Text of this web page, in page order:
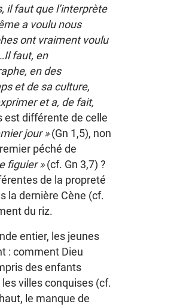
il faut que l’interprète
a voulu nous
ont vraiment voulu
faut, en
en des
et de sa culture,
et a, de fait,
est différente de celle
jour »(Gn 1,5), non
péché de
figuier »(cf. Gn 3,7) ?
de la propreté
la dernière Cène (cf.
du riz.
entier, les jeunes
: comment Dieu
des enfants
villes conquises (cf.
le manque de